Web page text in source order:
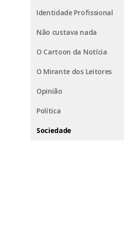
Identidade Profissional
Não custava nada
O Cartoon da Notícia
O Mirante dos Leitores
Opinião
Política
Sociedade